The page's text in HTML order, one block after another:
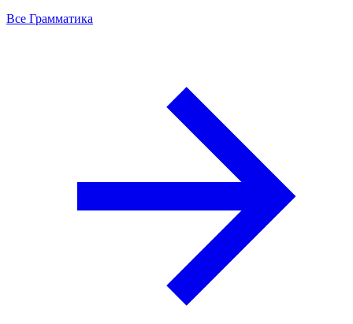
Все Грамматика